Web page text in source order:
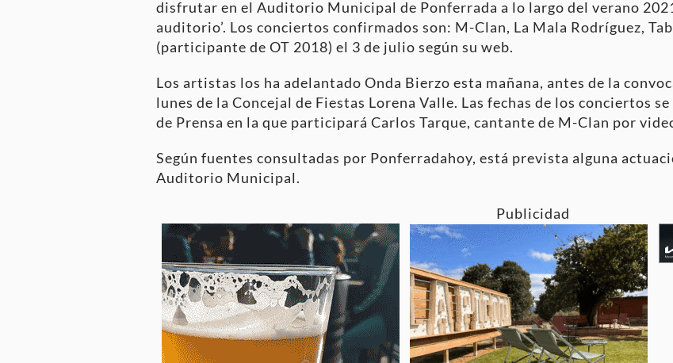
disfrutar en el Auditorio Municipal de Ponferrada a lo largo del verano
auditorio’. Los conciertos confirmados son: M-Clan, La Mala Rodríguez,
(participante de OT 2018) el 3 de julio según su web.
Los artistas los ha adelantado Onda Bierzo esta mañana, antes de la
lunes de la Concejal de Fiestas Lorena Valle. Las fechas de los conciertos
de Prensa en la que participará Carlos Tarque, cantante de M-Clan por
Según fuentes consultadas por Ponferradahoy, está prevista alguna
Auditorio Municipal.
Publicidad